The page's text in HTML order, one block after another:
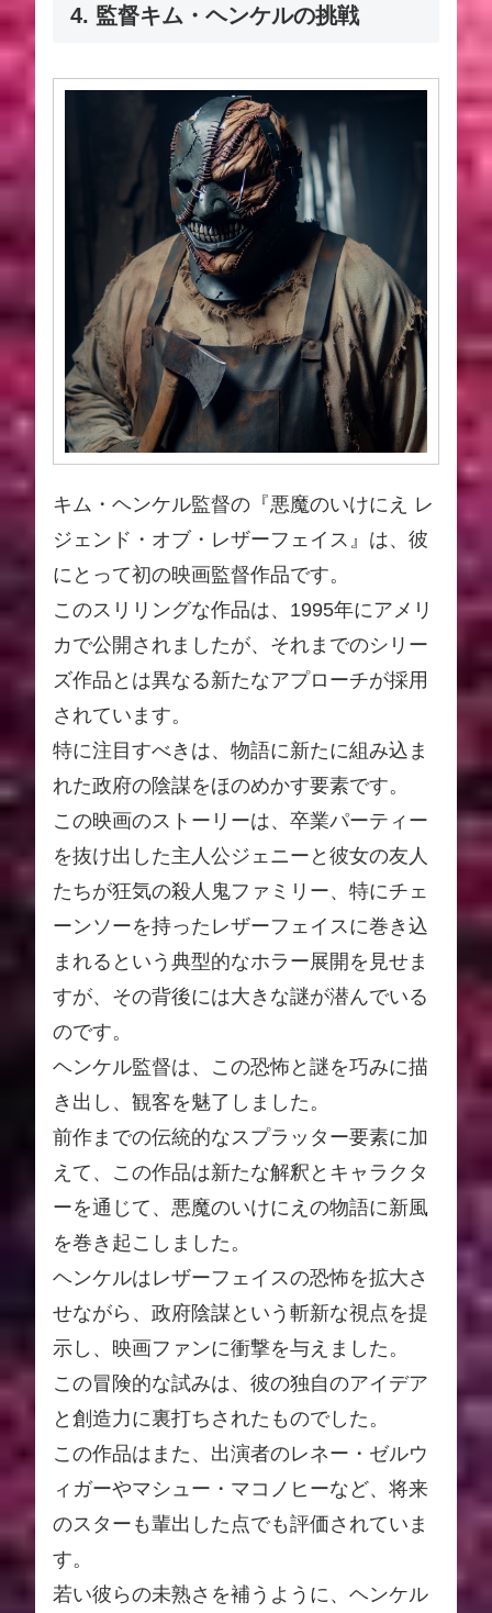
4. 監督キム・ヘンケルの挑戦
キム・ヘンケル監督の『悪魔のいけにえ レ
ジェンド・オブ・レザーフェイス』は、彼
にとって初の映画監督作品です。
このスリリングな作品は、1995年にアメリ
カで公開されましたが、それまでのシリー
ズ作品とは異なる新たなアプローチが採用
されています。
特に注目すべきは、物語に新たに組み込ま
れた政府の陰謀をほのめかす要素です。
この映画のストーリーは、卒業パーティー
を抜け出した主人公ジェニーと彼女の友人
たちが狂気の殺人鬼ファミリー、特にチェ
ーンソーを持ったレザーフェイスに巻き込
まれるという典型的なホラー展開を見せま
すが、その背後には大きな謎が潜んでいる
のです。
ヘンケル監督は、この恐怖と謎を巧みに描
き出し、観客を魅了しました。
前作までの伝統的なスプラッター要素に加
えて、この作品は新たな解釈とキャラクタ
ーを通じて、悪魔のいけにえの物語に新風
を巻き起こしました。
ヘンケルはレザーフェイスの恐怖を拡大さ
せながら、政府陰謀という斬新な視点を提
示し、映画ファンに衝撃を与えました。
この冒険的な試みは、彼の独自のアイデア
と創造力に裏打ちされたものでした。
この作品はまた、出演者のレネー・ゼルウ
ィガーやマシュー・マコノヒーなど、将来
のスターも輩出した点でも評価されていま
す。
若い彼らの未熟さを補うように、ヘンケル